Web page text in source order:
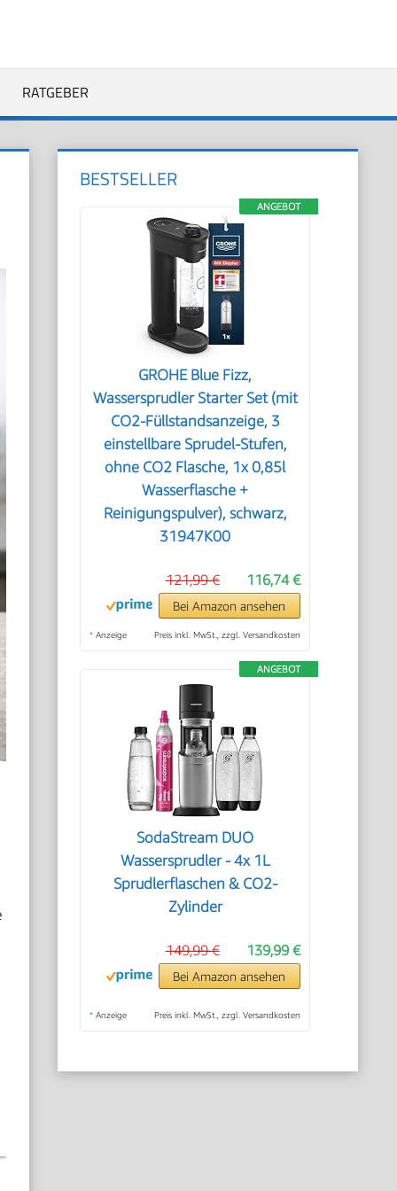
RATGEBER
BESTSELLER
ANGEBOT
GROHE Blue Fizz,
Wassersprudler Starter Set (mit
CO2-Füllstandsanzeige, 3
einstellbare Sprudel-Stufen,
ohne CO2 Flasche, 1x 0,85l
Wasserflasche +
Reinigungspulver), schwarz,
31947K00
116,74 €
121,99 €
Bei Amazon ansehen
* Anzeige Preis inkl. MwSt., zzgl. Versandkosten
ANGEBOT
SodaStream DUO
Wassersprudler - 4x 1L
Sprudlerflaschen & CO2-
Zylinder
139,99 €
149,99 €
Bei Amazon ansehen
* Anzeige Preis inkl. MwSt., zzgl. Versandkosten